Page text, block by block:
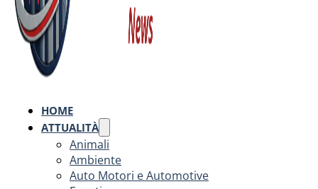
HOME
ATTUALITÀ
Animali
Ambiente
Auto Motori e Automotive